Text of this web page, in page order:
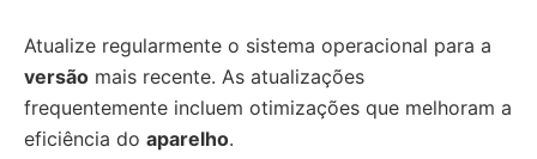
Atualize regularmente o sistema operacional para a
versão mais recente. As atualizações
frequentemente incluem otimizações que melhoram a
eficiência do aparelho.